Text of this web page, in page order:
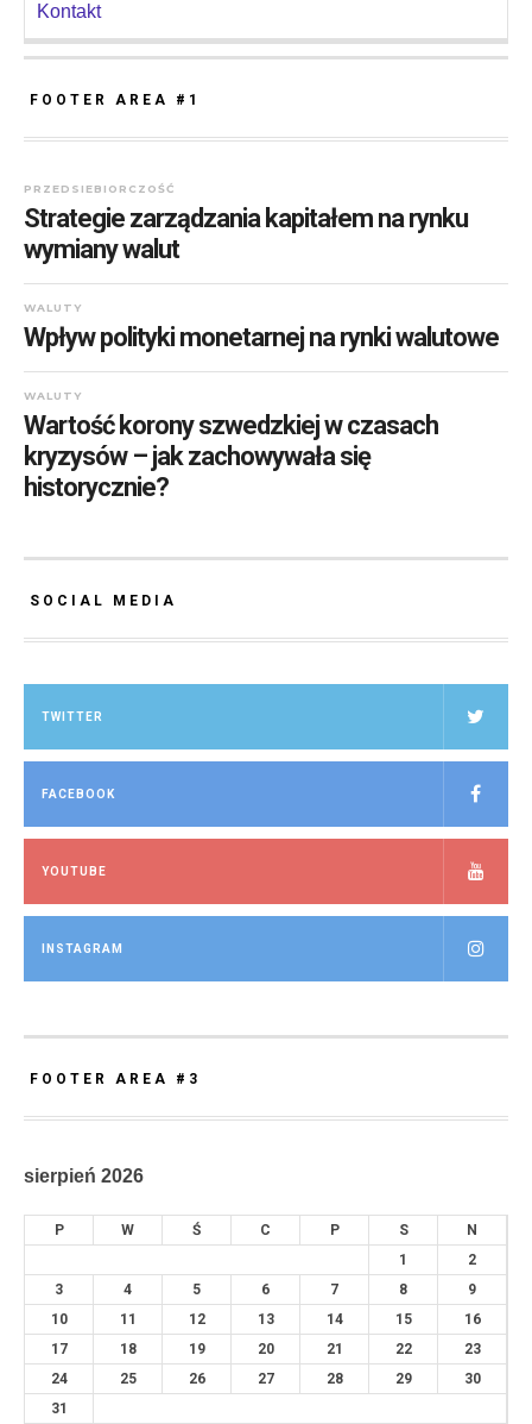
Kontakt
FOOTER AREA #1
PRZEDSIEBIORCZOŚĆ
Strategie zarządzania kapitałem na rynku
wymiany walut
WALUTY
Wpływ polityki monetarnej na rynki walutowe
WALUTY
Wartość korony szwedzkiej w czasach
kryzysów – jak zachowywała się
historycznie?
SOCIAL MEDIA
TWITTER
FACEBOOK
YOUTUBE
INSTAGRAM
FOOTER AREA #3
sierpień 2026
P W Ś C P S
N
1
2
3
4 5 6 7 8
9
10
11 12 13 14 15
16
17
18 19 20 21 22
23
24
25 26 27 28 29
30
31